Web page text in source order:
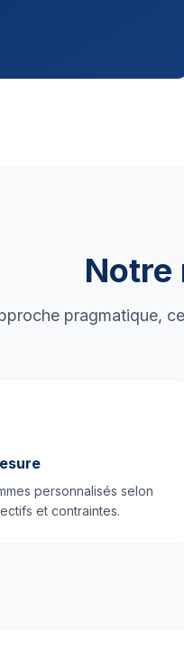
Notre
pragmatique,
personnalisés selon
et contraintes.